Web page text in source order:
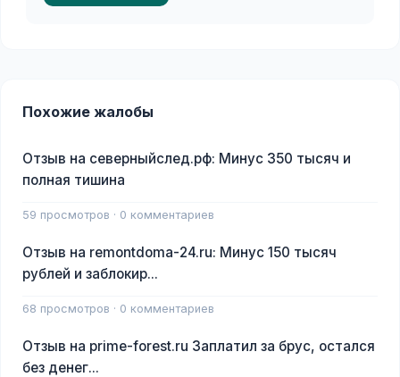
Похожие жалобы
Отзыв на северныйслед.рф: Минус 350 тысяч и
полная тишина
59 просмотров · 0 комментариев
Отзыв на remontdoma-24.ru: Минус 150 тысяч
рублей и заблокир...
68 просмотров · 0 комментариев
Отзыв на prime-forest.ru Заплатил за брус, остался
без денег...